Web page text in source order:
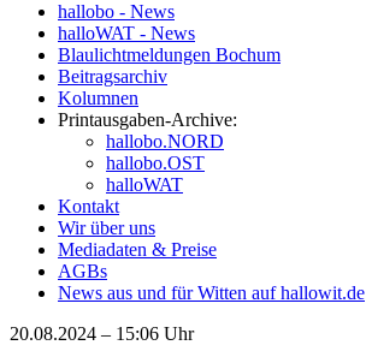
hallobo - News
halloWAT - News
Blaulichtmeldungen Bochum
Beitragsarchiv
Kolumnen
Printausgaben-Archive:
hallobo.NORD
hallobo.OST
halloWAT
Kontakt
Wir über uns
Mediadaten & Preise
AGBs
News aus und für Witten auf hallowit.de
20.08.2024 – 15:06 Uhr